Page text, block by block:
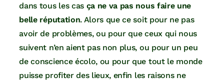
dans tous les cas ça ne va pas nous faire une
belle réputation. Alors que ce soit pour ne pas
avoir de problèmes, ou pour que ceux qui nous
suivent n’en aient pas non plus, ou pour un peu
de conscience écolo, ou pour que tout le monde
puisse profiter des lieux, enfin les raisons ne